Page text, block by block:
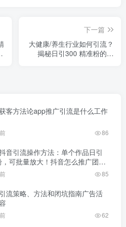
下一篇
大健康/养生行业如何引流？
揭秘日引300 精准粉的技
客方法论app推广引流是什么工作
86
音引流操作方法：单个作品日引
可批量放大！抖音怎么推广团购
85
流策略、方法和闭坑指南广告活
62